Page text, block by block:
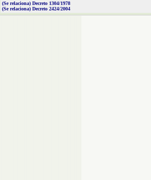
(Se relaciona) Decreto 1304/1978
(Se relaciona) Decreto 2424/2004